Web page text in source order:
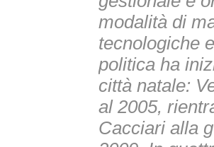
modalità di
tecnologiche
politica ha
città natale:
al 2005,
Cacciari alla